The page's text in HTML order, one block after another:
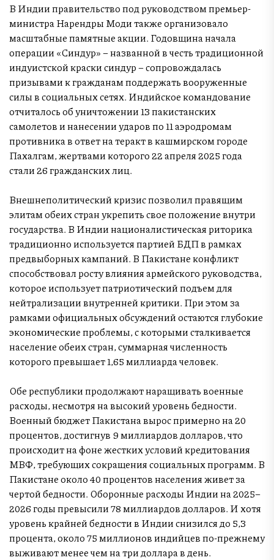
В Индии правительство под руководством премьер-
министра Нарендры Моди также организовало
масштабные памятные акции. Годовщина начала
операции «Синдур» – названной в честь традиционной
индуистской краски синдур – сопровождалась
призывами к гражданам поддержать вооруженные
силы в социальных сетях. Индийское командование
отчиталось об уничтожении 13 пакистанских
самолетов и нанесении ударов по 11 аэродромам
противника в ответ на теракт в кашмирском городе
Пахалгам, жертвами которого 22 апреля 2025 года
стали 26 гражданских лиц.
Внешнеполитический кризис позволил правящим
элитам обеих стран укрепить свое положение внутри
государства. В Индии националистическая риторика
традиционно используется партией БДП в рамках
предвыборных кампаний. В Пакистане конфликт
способствовал росту влияния армейского руководства,
которое использует патриотический подъем для
нейтрализации внутренней критики. При этом за
рамками официальных обсуждений остаются глубокие
экономические проблемы, с которыми сталкивается
население обеих стран, суммарная численность
которого превышает 1,65 миллиарда человек.
Обе республики продолжают наращивать военные
расходы, несмотря на высокий уровень бедности.
Военный бюджет Пакистана вырос примерно на 20
процентов, достигнув 9 миллиардов долларов, что
происходит на фоне жестких условий кредитования
МВФ, требующих сокращения социальных программ. В
Пакистане около 40 процентов населения живет за
чертой бедности. Оборонные расходы Индии на 2025–
2026 годы превысили 78 миллиардов долларов. И хотя
уровень крайней бедности в Индии снизился до 5,3
процента, около 75 миллионов индийцев по-прежнему
выживают менее чем на три доллара в день.